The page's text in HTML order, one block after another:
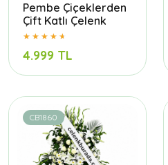
Pembe Çiçeklerden
Çift Katlı Çelenk
4.999 TL
CB1860